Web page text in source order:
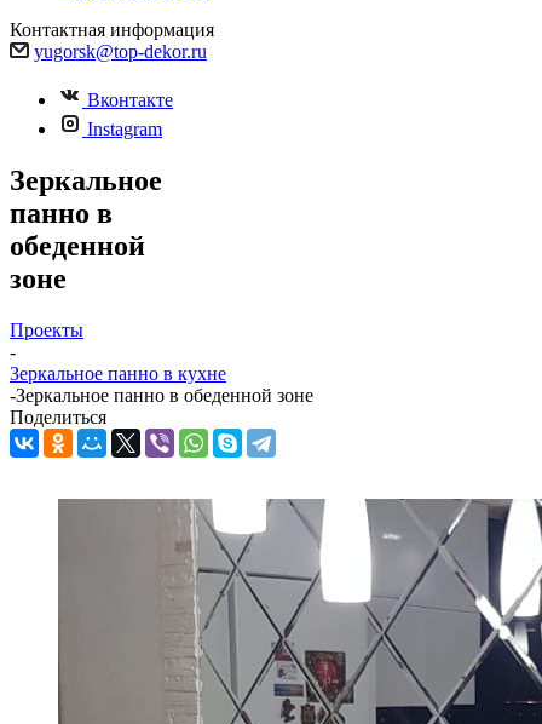
Контактная информация
yugorsk@top-dekor.ru
Вконтакте
Instagram
Зеркальное
панно в
обеденной
зоне
Проекты
-
Зеркальное панно в кухне
-Зеркальное панно в обеденной зоне
Поделиться